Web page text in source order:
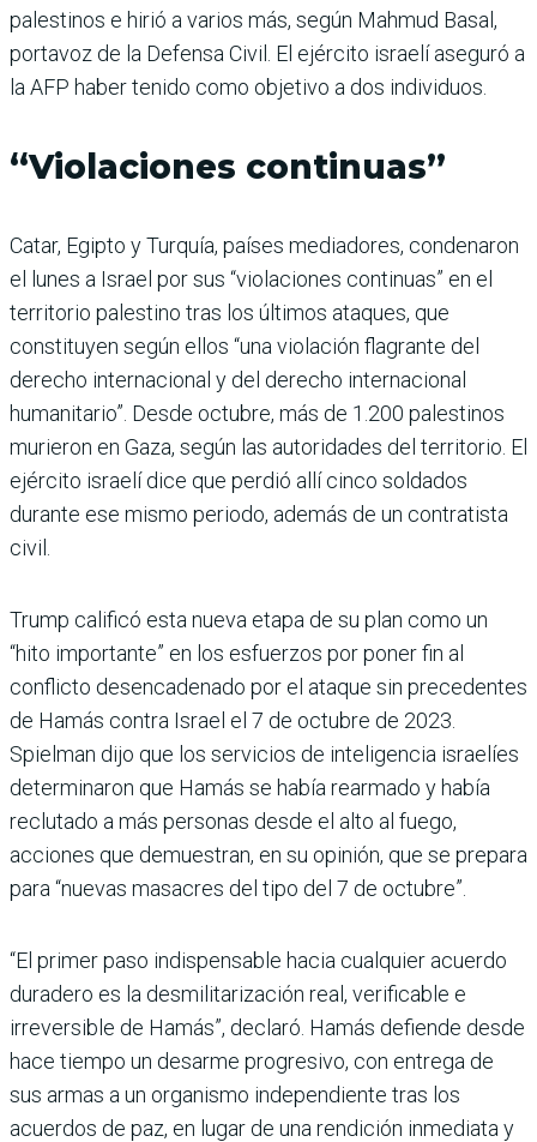
palestinos e hirió a varios más, según Mahmud Basal,
portavoz de la Defensa Civil. El ejército israelí aseguró a
la AFP haber tenido como objetivo a dos individuos.
“Violaciones continuas”
Catar, Egipto y Turquía, países mediadores, condenaron
el lunes a Israel por sus “violaciones continuas” en el
territorio palestino tras los últimos ataques, que
constituyen según ellos “una violación flagrante del
derecho internacional y del derecho internacional
humanitario”. Desde octubre, más de 1.200 palestinos
murieron en Gaza, según las autoridades del territorio. El
ejército israelí dice que perdió allí cinco soldados
durante ese mismo periodo, además de un contratista
civil.
Trump calificó esta nueva etapa de su plan como un
“hito importante” en los esfuerzos por poner fin al
conflicto desencadenado por el ataque sin precedentes
de Hamás contra Israel el 7 de octubre de 2023.
Spielman dijo que los servicios de inteligencia israelíes
determinaron que Hamás se había rearmado y había
reclutado a más personas desde el alto al fuego,
acciones que demuestran, en su opinión, que se prepara
para “nuevas masacres del tipo del 7 de octubre”.
“El primer paso indispensable hacia cualquier acuerdo
duradero es la desmilitarización real, verificable e
irreversible de Hamás”, declaró. Hamás defiende desde
hace tiempo un desarme progresivo, con entrega de
sus armas a un organismo independiente tras los
acuerdos de paz, en lugar de una rendición inmediata y